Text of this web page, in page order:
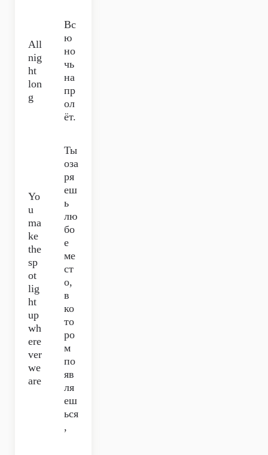
All
nig
ht
lon
g
Вс
ю
но
чь
на
пр
ол
ёт.
Yo
u
ma
ke
the
sp
ot
lig
ht
up
wh
ere
ver
we
are
Ты
оза
ря
еш
ь
лю
бо
е
ме
ст
о,
в
ко
то
ро
м
по
яв
ля
еш
ься
,